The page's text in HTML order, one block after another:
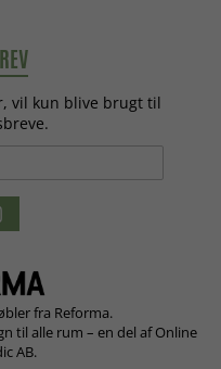
vil kun blive brugt til
fra Reforma.
til alle rum – en del af Online
AB.